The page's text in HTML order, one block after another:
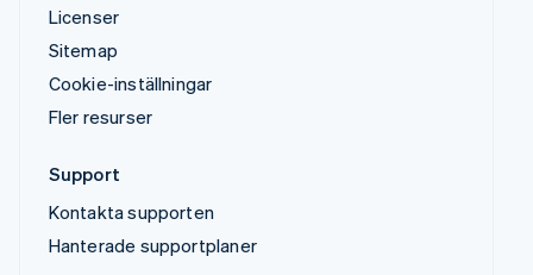
Licenser
Sitemap
Cookie-inställningar
Fler resurser
Support
Kontakta supporten
Hanterade supportplaner